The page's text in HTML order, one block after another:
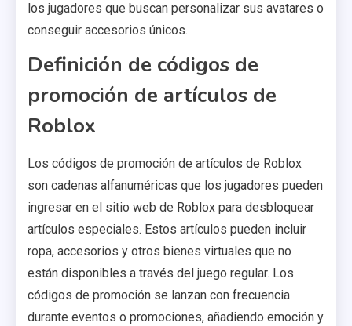
los jugadores que buscan personalizar sus avatares o
conseguir accesorios únicos.
Definición de códigos de
promoción de artículos de
Roblox
Los códigos de promoción de artículos de Roblox
son cadenas alfanuméricas que los jugadores pueden
ingresar en el sitio web de Roblox para desbloquear
artículos especiales. Estos artículos pueden incluir
ropa, accesorios y otros bienes virtuales que no
están disponibles a través del juego regular. Los
códigos de promoción se lanzan con frecuencia
durante eventos o promociones, añadiendo emoción y